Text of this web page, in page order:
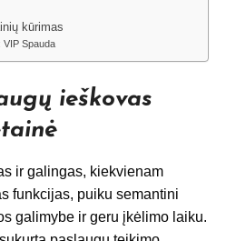
kūrimas
VIP Spauda
ieškovas
ir galingas, kiekvienam
funkcijas, puiku semantini
galimybe ir geru įkėlimo laiku.